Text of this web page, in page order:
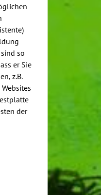
so
er Sie
z.B.
der